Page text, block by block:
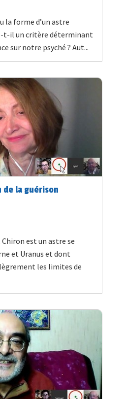
la forme d’un astre
t-il un critère déterminant
sur notre psyché ? Aut...
de la guérison
est un astre se
et Uranus et dont
les limites de